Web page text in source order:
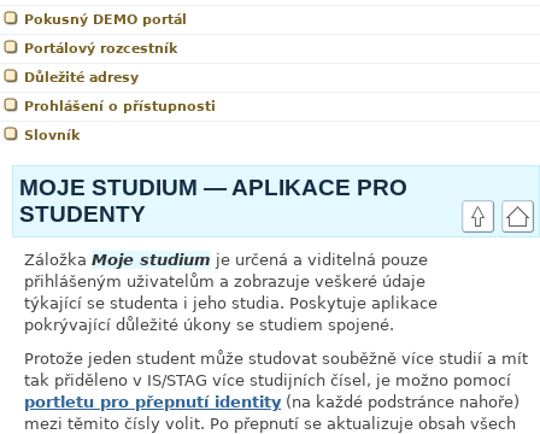
Pokusný DEMO portál
Portálový rozcestník
Důležité adresy
Prohlášení o přístupnosti
Slovník
MOJE STUDIUM — APLIKACE PRO
STUDENTY
Záložka Moje studium je určená a viditelná pouze
přihlášeným uživatelům a zobrazuje veškeré údaje
týkající se studenta i jeho studia. Poskytuje aplikace
pokrývající důležité úkony se studiem spojené.
Protože jeden student může studovat souběžně více studií a mít
tak přiděleno v IS/STAG více studijních čísel, je možno pomocí
portletu pro přepnutí identity (na každé podstránce nahoře)
mezi těmito čísly volit. Po přepnutí se aktualizuje obsah všech